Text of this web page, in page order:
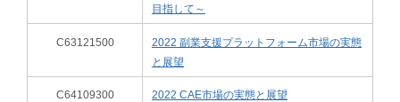
目指して～
C63121500
2022 副業支援プラットフォーム市場の実態
と展望
C64109300 2022 CAE市場の実態と展望